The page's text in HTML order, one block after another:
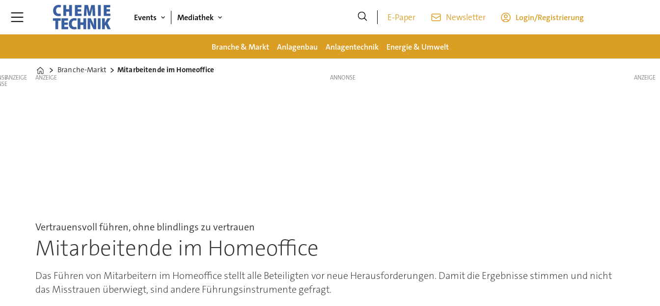
Events Mediathek E-Paper Newsletter Login/Registrierung
Branche & Markt Anlagenbau Anlagentechnik Energie & Umwelt
Home
Branche-Markt Mitarbeitende im Homeoffice
ANZEIGE ANZEIGE
Vertrauensvoll führen, ohne blindlings zu vertrauen
Mitarbeitende im Homeoffice
Das Führen von Mitarbeitern im Homeoffice stellt alle Beteiligten vor neue Herausforderungen. Damit die Ergebnisse stimmen und nicht
das Misstrauen überwiegt, sind andere Führungsinstrumente gefragt.
ANZEIGE